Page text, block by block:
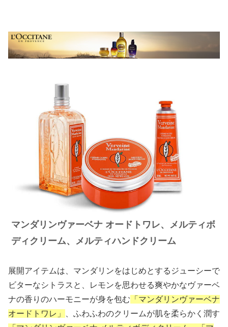
マンダリンヴァーベナ オードトワレ、メルティボ
ディクリーム、メルティハンドクリーム
展開アイテムは、マンダリンをはじめとするジューシーで
ビターなシトラスと、レモンを思わせる爽やかなヴァーベ
ナの香りのハーモニーが身を包む 「マンダリンヴァーベナ
オードトワレ」
、ふわふわのクリームが肌を柔らかく潤す